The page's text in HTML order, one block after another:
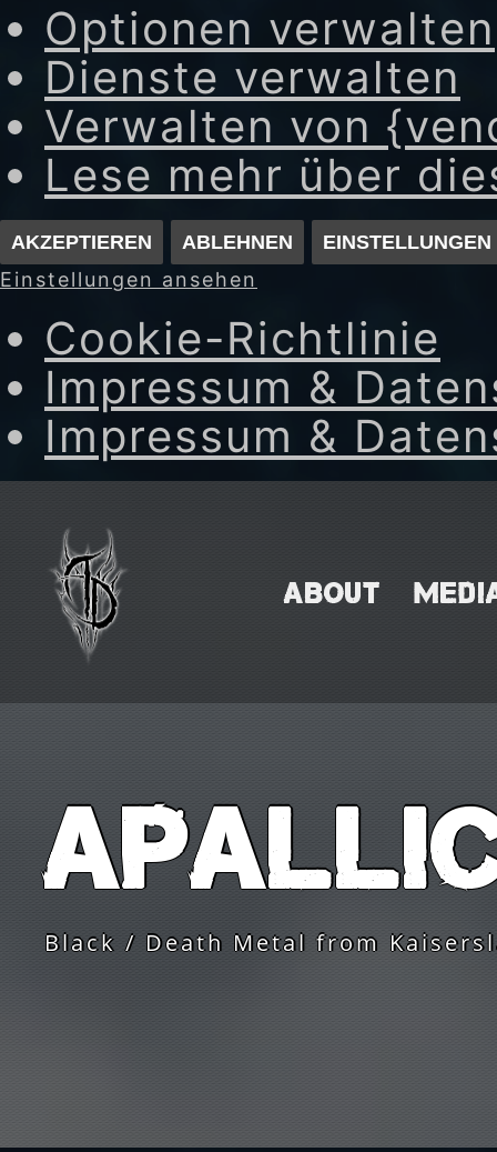
Optionen verwalten
Dienste verwalten
Verwalten von
Lese mehr über
AKZEPTIEREN ABLEHNEN
Einstellungen ansehen
Cookie-Richtlinie
Impressum &
Impressum &
content
ABOUT
Apallic
Black / Death Metal from